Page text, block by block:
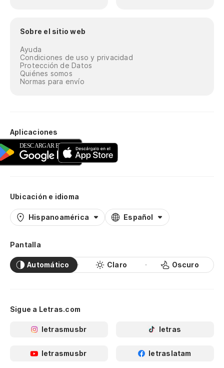
Sobre el sitio web
Ayuda
Condiciones de uso y privacidad
Protección de Datos
Quiénes somos
Normas para envío
Aplicaciones
Ubicación e idioma
Hispanoamérica Español
Pantalla
Automático Claro Oscuro
Sigue a Letras.com
letrasmusbr letras
letrasmusbr letraslatam